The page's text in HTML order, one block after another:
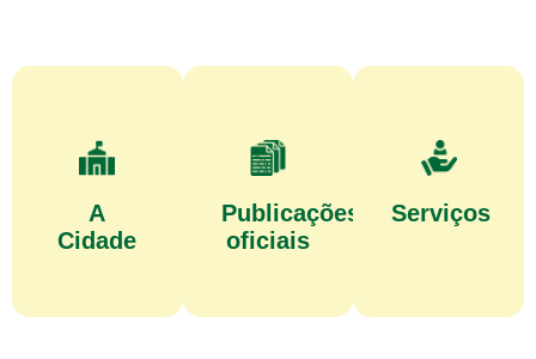
A
Cidade
Publicações
oficiais
Serviços